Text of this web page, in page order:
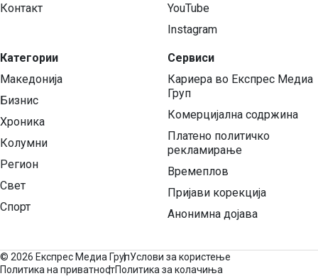
Контакт
Категории
Македонија
Бизнис
Хроника
Колумни
Регион
Свет
Спорт
YouTube
Instagram
Сервиси
Кариера во Експрес Медиа
Груп
Комерцијална содржина
Платено политичко
рекламирање
Времеплов
Пријави корекција
Анонимна дојава
© 2026 Експрес Медиа ГрупУслови за користење
Политика на приватностПолитика за колачиња